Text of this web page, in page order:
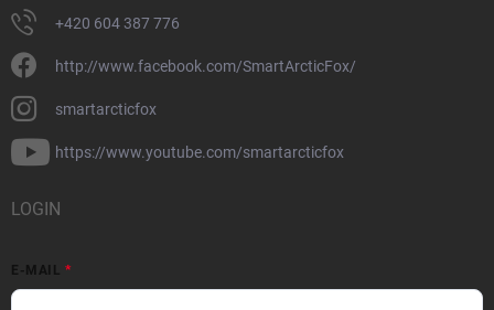
+420 604 387 776
http://www.facebook.com/SmartArcticFox/
smartarcticfox
https://www.youtube.com/smartarcticfox
LOGIN
E-MAIL